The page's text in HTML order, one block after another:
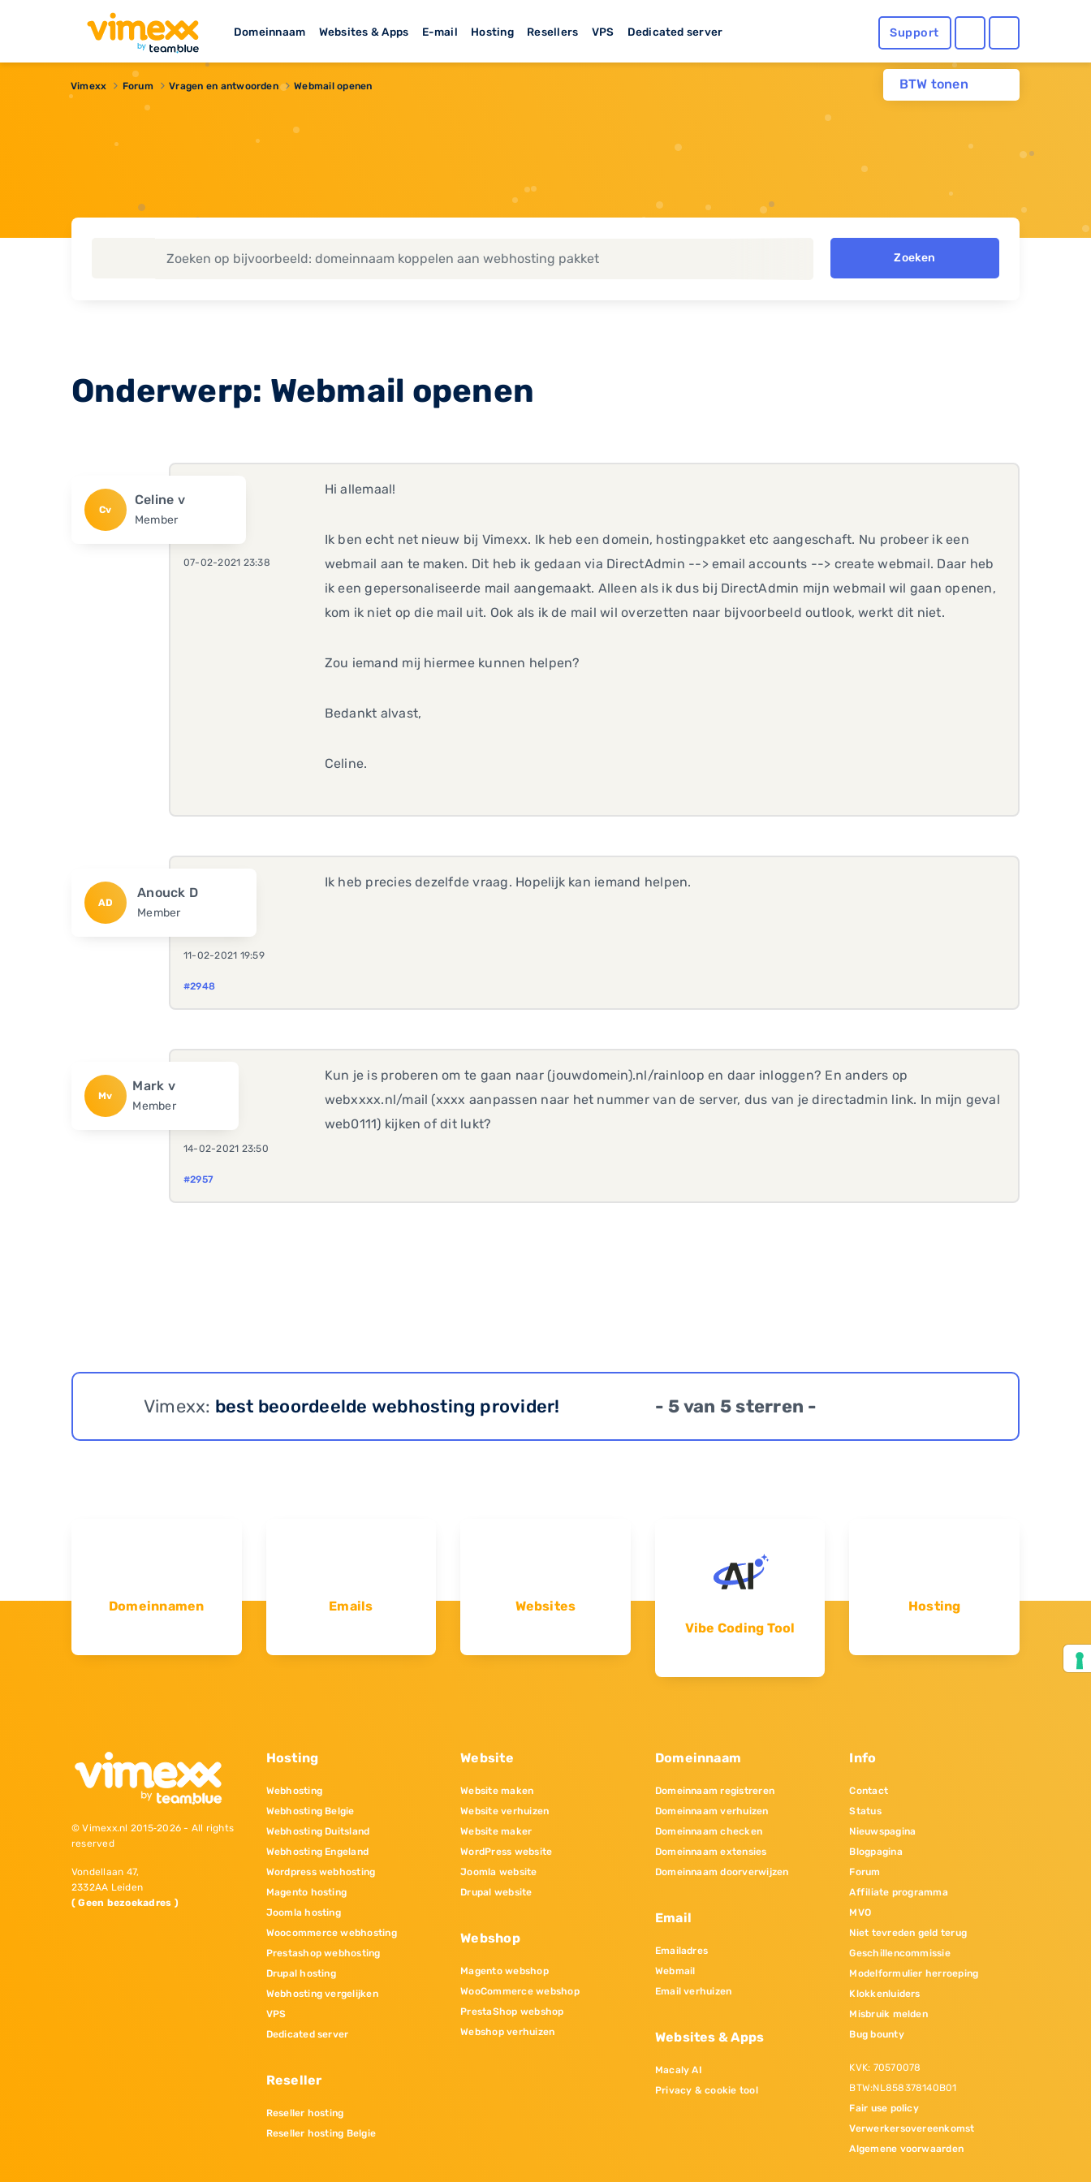
Domeinnaam Websites & Apps E-mail Hosting Resellers VPS Dedicated server Support
BTW tonen
Vimexx Forum Vragen en antwoorden Webmail openen
Zoeken
Onderwerp: Webmail openen
Cv
Celine v
Member
07-02-2021 23:38
Hi allemaal!
Ik ben echt net nieuw bij Vimexx. Ik heb een domein, hostingpakket etc aangeschaft. Nu probeer ik een
webmail aan te maken. Dit heb ik gedaan via DirectAdmin --> email accounts --> create webmail. Daar heb
ik een gepersonaliseerde mail aangemaakt. Alleen als ik dus bij DirectAdmin mijn webmail wil gaan openen,
kom ik niet op die mail uit. Ook als ik de mail wil overzetten naar bijvoorbeeld outlook, werkt dit niet.
Zou iemand mij hiermee kunnen helpen?
Bedankt alvast,
Celine.
AD
Anouck D
Member
11-02-2021 19:59
#2948
Ik heb precies dezelfde vraag. Hopelijk kan iemand helpen.
Mv
Mark v
Member
14-02-2021 23:50
#2957
Kun je is proberen om te gaan naar (jouwdomein).nl/rainloop en daar inloggen? En anders op
webxxxx.nl/mail (xxxx aanpassen naar het nummer van de server, dus van je directadmin link. In mijn geval
web0111) kijken of dit lukt?
Vimexx: best beoordeelde webhosting provider! - 5 van 5 sterren -
Domeinnamen Emails
Websites
Vibe Coding Tool
Hosting
© Vimexx.nl 2015‐2026 - All rights
reserved
Vondellaan 47,
2332AA Leiden
( Geen bezoekadres )
Hosting
Webhosting
Webhosting Belgie
Webhosting Duitsland
Webhosting Engeland
Wordpress webhosting
Magento hosting
Joomla hosting
Woocommerce webhosting
Prestashop webhosting
Drupal hosting
Webhosting vergelijken
VPS
Dedicated server
Reseller
Reseller hosting
Reseller hosting Belgie
Website
Website maken
Website verhuizen
Website maker
WordPress website
Joomla website
Drupal website
Webshop
Magento webshop
WooCommerce webshop
PrestaShop webshop
Webshop verhuizen
Domeinnaam
Domeinnaam registreren
Domeinnaam verhuizen
Domeinnaam checken
Domeinnaam extensies
Domeinnaam doorverwijzen
Email
Emailadres
Webmail
Email verhuizen
Websites & Apps
Macaly AI
Privacy & cookie tool
Info
Contact
Status
Nieuwspagina
Blogpagina
Forum
Affiliate programma
MVO
Niet tevreden geld terug
Geschillencommissie
Modelformulier herroeping
Klokkenluiders
Misbruik melden
Bug bounty
KVK: 70570078
BTW:NL858378140B01
Fair use policy
Verwerkersovereenkomst
Algemene voorwaarden